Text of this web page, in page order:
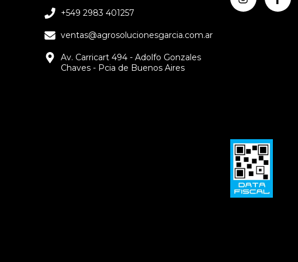
+549 2983 401257
ventas@agrosolucionesgarcia.com.ar
Av. Carricart 494 - Adolfo Gonzales
Chaves - Pcia de Buenos Aires